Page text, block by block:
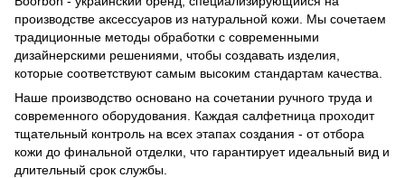
производстве аксессуаров из натуральной кожи. Мы сочетаем
традиционные методы обработки с современными
дизайнерскими решениями, чтобы создавать изделия,
которые соответствуют самым высоким стандартам качества.
Наше производство основано на сочетании ручного труда и
современного оборудования. Каждая салфетница проходит
тщательный контроль на всех этапах создания - от отбора
кожи до финальной отделки, что гарантирует идеальный вид и
длительный срок службы.